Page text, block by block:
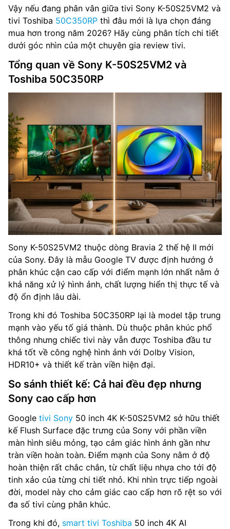
Vậy nếu đang phân vân giữa tivi Sony K-50S25VM2 và
tivi Toshiba 50C350RP thì đâu mới là lựa chọn đáng
mua hơn trong năm 2026? Hãy cùng phân tích chi tiết
dưới góc nhìn của một chuyên gia review tivi.
Tổng quan về Sony K-50S25VM2 và
Toshiba 50C350RP
Sony K-50S25VM2 thuộc dòng Bravia 2 thế hệ II mới
của Sony. Đây là mẫu Google TV được định hướng ở
phân khúc cận cao cấp với điểm mạnh lớn nhất nằm ở
khả năng xử lý hình ảnh, chất lượng hiển thị thực tế và
độ ổn định lâu dài.
Trong khi đó Toshiba 50C350RP lại là model tập trung
mạnh vào yếu tố giá thành. Dù thuộc phân khúc phổ
thông nhưng chiếc tivi này vẫn được Toshiba đầu tư
khá tốt về công nghệ hình ảnh với Dolby Vision,
HDR10+ và thiết kế tràn viền hiện đại.
So sánh thiết kế: Cả hai đều đẹp nhưng
Sony cao cấp hơn
Google tivi Sony 50 inch 4K K-50S25VM2 sở hữu thiết
kế Flush Surface đặc trưng của Sony với phần viền
màn hình siêu mỏng, tạo cảm giác hình ảnh gần như
tràn viền hoàn toàn. Điểm mạnh của Sony nằm ở độ
hoàn thiện rất chắc chắn, từ chất liệu nhựa cho tới độ
tinh xảo của từng chi tiết nhỏ. Khi nhìn trực tiếp ngoài
đời, model này cho cảm giác cao cấp hơn rõ rệt so với
đa số tivi cùng phân khúc.
Trong khi đó, smart tivi Toshiba 50 inch 4K AI